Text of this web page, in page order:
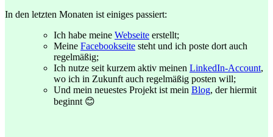
In den letzten Monaten ist einiges passiert:
Ich habe meine Webseite erstellt;
Meine Facebookseite steht und ich poste dort auch
regelmäßig;
Ich nutze seit kurzem aktiv meinen LinkedIn-Account,
wo ich in Zukunft auch regelmäßig posten will;
Und mein neuestes Projekt ist mein Blog, der hiermit
beginnt 😊